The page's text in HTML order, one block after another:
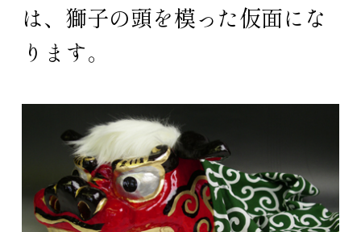
は、獅子の頭を模った仮面にな
ります。